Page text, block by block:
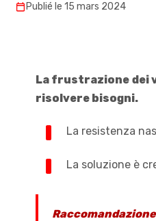
Publié le 15 mars 2024
La frustrazione dei
risolvere bisogni.
La resistenza
La soluzione è